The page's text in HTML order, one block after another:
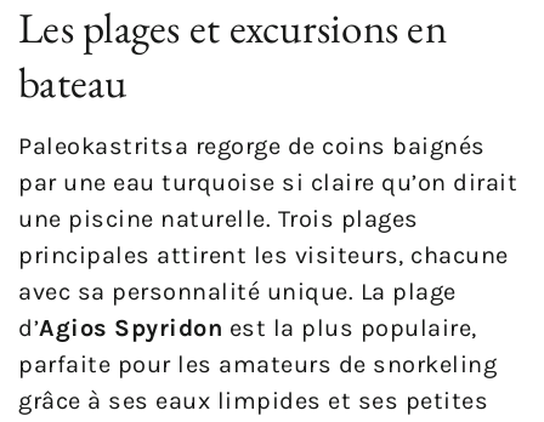
Les plages et excursions en
bateau
Paleokastritsa regorge de coins baignés
par une eau turquoise si claire qu’on dirait
une piscine naturelle. Trois plages
principales attirent les visiteurs, chacune
avec sa personnalité unique. La plage
d’Agios Spyridon est la plus populaire,
parfaite pour les amateurs de snorkeling
grâce à ses eaux limpides et ses petites